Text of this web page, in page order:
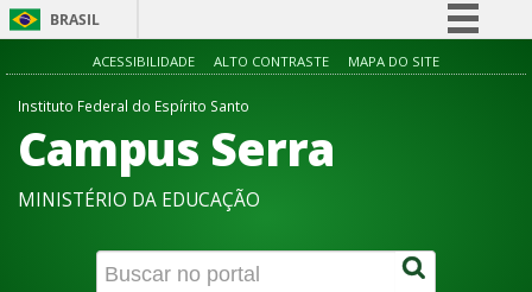
BRASIL
Simplifique!
Acesso à informação
Canais
ACESSIBILIDADE ALTO CONTRASTE MAPA DO SITE
Instituto Federal do Espírito Santo
Campus Serra
MINISTÉRIO DA EDUCAÇÃO